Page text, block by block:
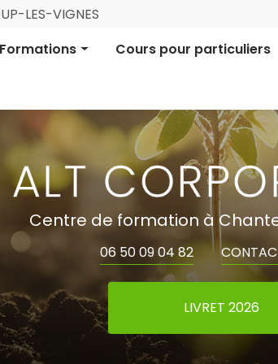
LES-VIGNES
Formations
Formation informative
Cours pour particuliers
Centre de formation à
06 50 09 04 82
LIVRET 2026